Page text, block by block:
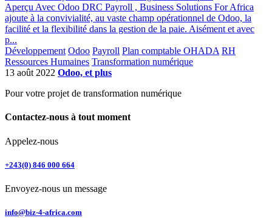
Aperçu Avec Odoo DRC Payroll , Business Solutions For Africa
ajoute à la convivialité, au vaste champ opérationnel de Odoo, la
facilité et la flexibilité dans la gestion de la paie. Aisément et avec
p...
Développement Odoo Payroll Plan comptable OHADA RH
Ressources Humaines Transformation numérique
13 août 2022 Odoo, et plus
Pour votre projet de transformation numérique
Contactez-nous à tout moment
Appelez-nous
+243(0) 846 000 664
Envoyez-nous un message
info@biz-4-africa.com